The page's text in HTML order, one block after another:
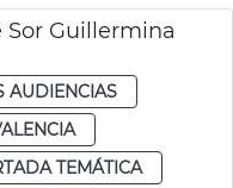
Guillermina
AUDIENCIAS
TEMÁTICA